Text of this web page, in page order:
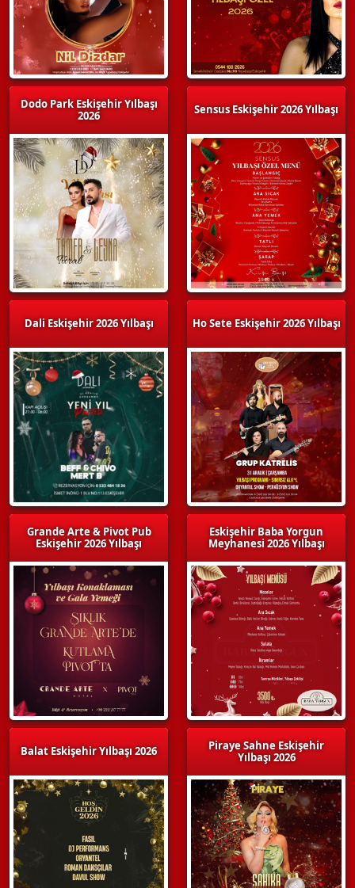
Dodo Park Eskişehir Yılbaşı
2026
Dali Eskişehir 2026 Yılbaşı
Grande Arte & Pivot Pub
Eskişehir 2026 Yılbaşı
Balat Eskişehir Yılbaşı 2026
Sensus Eskişehir 2026 Yılbaşı
Ho Sete Eskişehir 2026 Yılbaşı
Eskişehir Baba Yorgun
Meyhanesi 2026 Yılbaşı
Piraye Sahne Eskişehir
Yılbaşı 2026